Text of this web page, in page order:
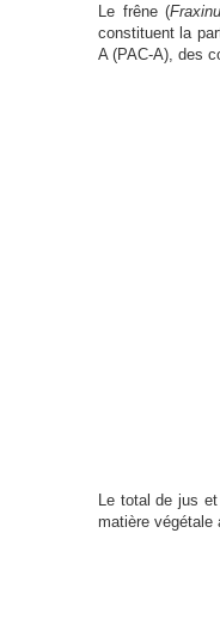
Le frêne (
constituent la
A (PAC-A), des
Le total de jus
matière végétale